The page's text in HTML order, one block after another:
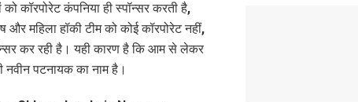
कंपनिया ही स्पॉन्सर करती है,
महिला हॉकी टीम को कोई कॉरपोरेट नहीं,
कर रही है। यही कारण है कि आम से लेकर
पटनायक का नाम है।